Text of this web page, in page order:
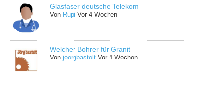
Glasfaser deutsche Telekom
Von Rupi Vor 4 Wochen
Welcher Bohrer für Granit
Vonjoergbastelt Vor 4 Wochen